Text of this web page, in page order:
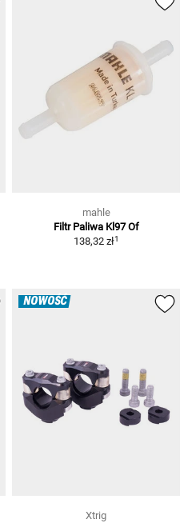
mahle
Filtr Paliwa Kl97 Of
138,32 zł1
NOWOŚĆ
Xtrig